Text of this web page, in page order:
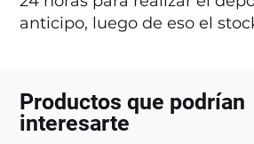
anticipo, luego de eso el
Productos que podrían
interesarte